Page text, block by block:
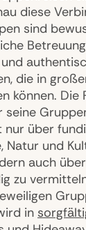
diese
sind
die in
können. Die
seine
nur über
Natur und
auch
zu
in